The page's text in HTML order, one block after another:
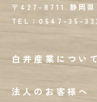
〒427-8711 静岡県
TEL：0547-35-
白井産業について
法人のお客様へ